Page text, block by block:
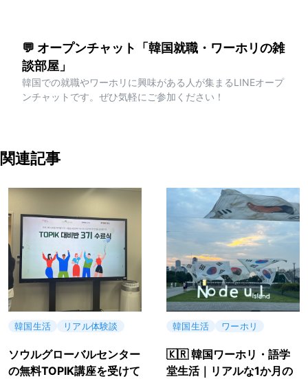
💬 オープンチャット「韓国就職・ワーホリの雑
談部屋」
韓国での就職やワーホリに興味がある人が集まるLINEオープ
ンチャットです。ぜひ気軽にご参加ください！
関連記事
韓国生活 リアル体験談
ソウルグローバルセンター
の無料TOPIK講座を受けて
韓国生活 ワーホリ
🇰🇷 韓国ワーホリ・語学
堂生活｜リアルな1か月の